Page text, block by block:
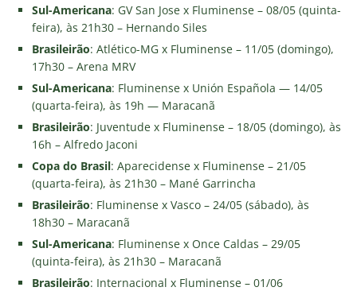
Sul-Americana: GV San Jose x Fluminense – 08/05 (quinta-
feira), às 21h30 – Hernando Siles
Brasileirão: Atlético-MG x Fluminense – 11/05 (domingo),
17h30 – Arena MRV
Sul-Americana: Fluminense x Unión Española — 14/05
(quarta-feira), às 19h — Maracanã
Brasileirão: Juventude x Fluminense – 18/05 (domingo), às
16h – Alfredo Jaconi
Copa do Brasil: Aparecidense x Fluminense – 21/05
(quarta-feira), às 21h30 – Mané Garrincha
Brasileirão: Fluminense x Vasco – 24/05 (sábado), às
18h30 – Maracanã
Sul-Americana: Fluminense x Once Caldas – 29/05
(quinta-feira), às 21h30 – Maracanã
Brasileirão: Internacional x Fluminense – 01/06